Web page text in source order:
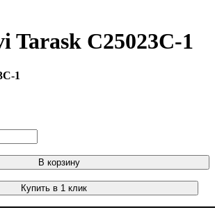
Tarask C25023C-1
1
В корзину
Купить в 1 клик